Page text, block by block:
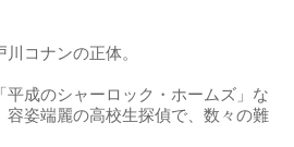
コナンの正体。
平成のシャーロック・ホームズ」な
容姿端麗の高校生探偵で、数々の難